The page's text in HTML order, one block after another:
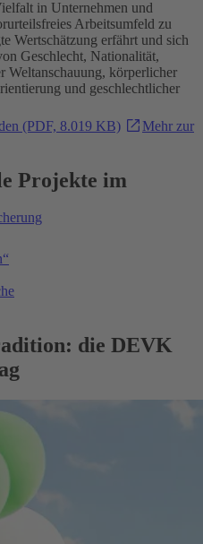
in Unternehmen und
Arbeitsumfeld zu
Wertschätzung erfährt und sich
Geschlecht, Nationalität,
Weltanschauung, körperlicher
und geschlechtlicher
(PDF, 8.019 KB)
Mehr zur
Projekte im
die DEVK